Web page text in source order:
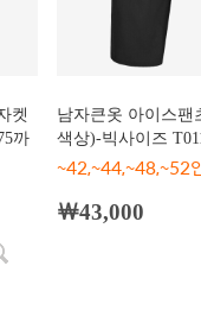
켓
까
남자큰옷 아이스팬
색상)-빅사이즈
~42,~44,~48,~52
￦43,000